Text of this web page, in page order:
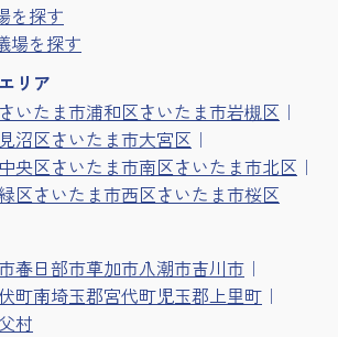
を探す
場を探す
リア
さいたま市浦和区さいたま市岩槻区
沼区さいたま市大宮区
央区さいたま市南区さいたま市北区
区さいたま市西区さいたま市桜区
春日部市草加市八潮市吉川市
町南埼玉郡宮代町児玉郡上里町
村